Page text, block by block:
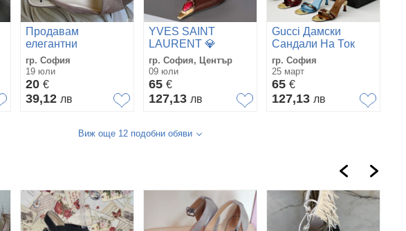
Продавам
елегантни
платформи номер
39
гр. София
19 юли
20 €
39,12 лв
YVES SAINT
LAURENT 💎
Дамски Сандали
36-41
гр. София, Център
09 юли
65 €
127,13 лв
Gucci Дамски
Сандали На Ток
Гучи - Различни
Цветове Код
SK1168
гр. София
25 март
65 €
127,13 лв
Виж още 12 подобни обяви